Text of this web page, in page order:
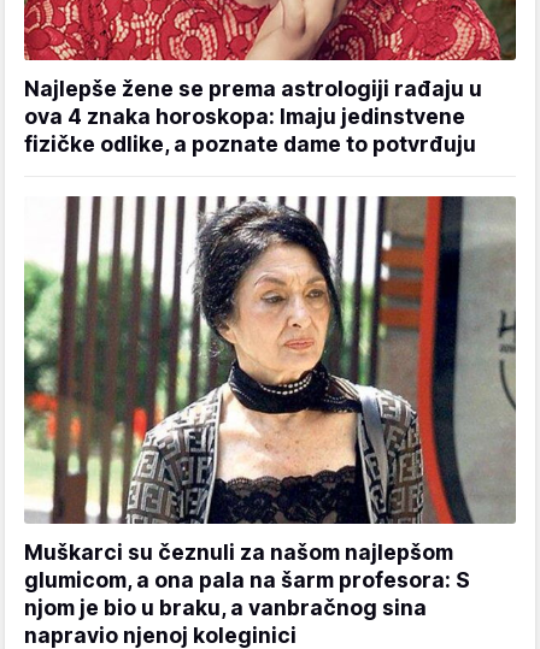
Najlepše žene se prema astrologiji rađaju u
ova 4 znaka horoskopa: Imaju jedinstvene
fizičke odlike, a poznate dame to potvrđuju
Muškarci su čeznuli za našom najlepšom
glumicom, a ona pala na šarm profesora: S
njom je bio u braku, a vanbračnog sina
napravio njenoj koleginici